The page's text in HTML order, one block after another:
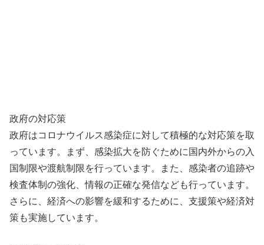
政府の対応策
政府はコロナウイルス感染症に対して積極的な対応策を取
っています。まず、感染拡大を防ぐために国内外からの入
国制限や渡航制限を行っています。また、感染者の追跡や
検査体制の強化、情報の正確な発信なども行っています。
さらに、経済への影響を緩和するために、支援策や経済対
策も実施しています。